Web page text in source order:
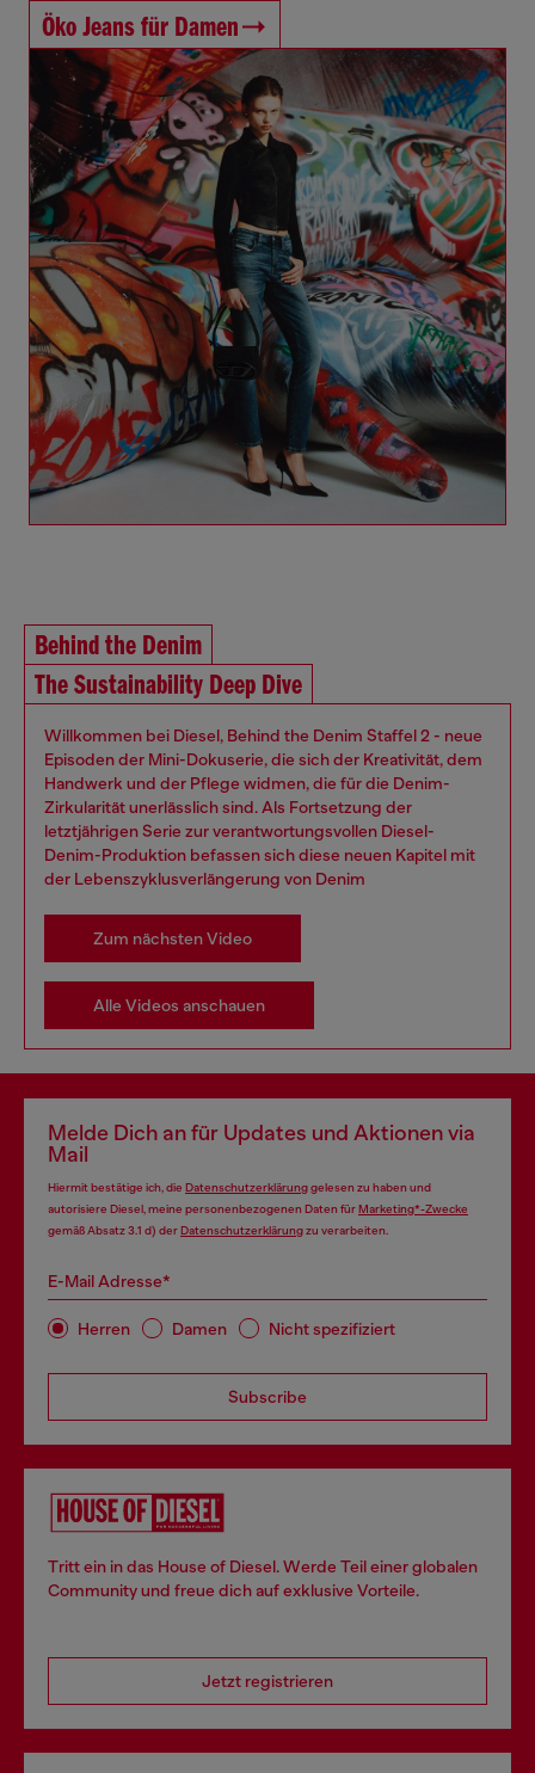
Öko Jeans für Damen
Behind the Denim
The Sustainability Deep Dive
Willkommen bei Diesel, Behind the Denim Staffel 2 - neue
Episoden der Mini-Dokuserie, die sich der Kreativität, dem
Handwerk und der Pflege widmen, die für die Denim-
Zirkularität unerlässlich sind. Als Fortsetzung der
letztjährigen Serie zur verantwortungsvollen Diesel-
Denim-Produktion befassen sich diese neuen Kapitel mit
der Lebenszyklusverlängerung von Denim
Zum nächsten Video
Alle Videos anschauen
Melde Dich an für Updates und Aktionen via
Mail
Hiermit bestätige ich, die Datenschutzerklärunggelesen zu haben und
autorisiere Diesel, meine personenbezogenen Daten fürMarketing*-Zwecke
gemäß Absatz 3.1 d) derDatenschutzerklärungzu verarbeiten.
E-Mail Adresse*
Herren Damen Nicht spezifiziert
Subscribe
Tritt ein in das House of Diesel. Werde Teil einer globalen
Community und freue dich auf exklusive Vorteile.
Jetzt registrieren